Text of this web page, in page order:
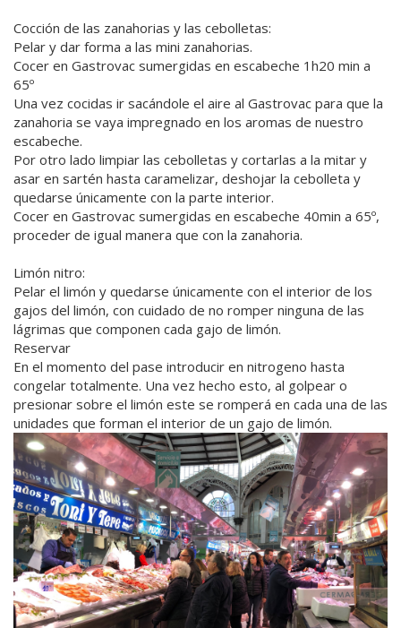
Cocción de las zanahorias y las cebolletas:
Pelar y dar forma a las mini zanahorias.
Cocer en Gastrovac sumergidas en escabeche 1h20 min a
65º
Una vez cocidas ir sacándole el aire al Gastrovac para que la
zanahoria se vaya impregnado en los aromas de nuestro
escabeche.
Por otro lado limpiar las cebolletas y cortarlas a la mitar y
asar en sartén hasta caramelizar, deshojar la cebolleta y
quedarse únicamente con la parte interior.
Cocer en Gastrovac sumergidas en escabeche 40min a 65º,
proceder de igual manera que con la zanahoria.
Limón nitro:
Pelar el limón y quedarse únicamente con el interior de los
gajos del limón, con cuidado de no romper ninguna de las
lágrimas que componen cada gajo de limón.
Reservar
En el momento del pase introducir en nitrogeno hasta
congelar totalmente. Una vez hecho esto, al golpear o
presionar sobre el limón este se romperá en cada una de las
unidades que forman el interior de un gajo de limón.